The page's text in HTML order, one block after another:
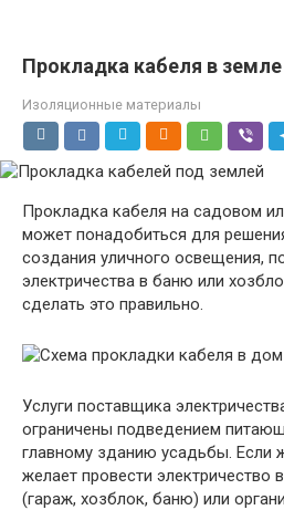
Прокладка кабеля в
Изоляционные материалы
Прокладка кабеля на садовом
может понадобиться для
создания уличного освещения,
электричества в баню или
сделать это правильно.
Услуги поставщика
ограничены подведением
главному зданию усадьбы. Если
желает провести электричество
(гараж, хозблок, баню) или